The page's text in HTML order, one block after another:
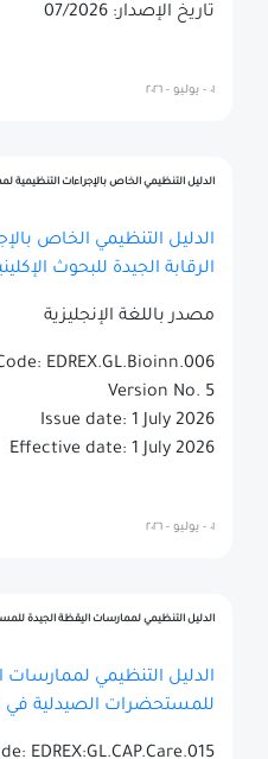
تاريخ الإصدار: 07/2026
٠١ - يوليو - ٢٠٢٦
الدليل التنظيمي الخاص بالإجراءات التنظيمية
الدليل التنظيمي الخاص
الرقابة الجيدة للبحوث
مصدر باللغة الإنجليزية
EDREX.GL.Bioinn.006
Version No. 5
Issue date: 1 July 2026
Effective date: 1 July 2026
٠١ - يوليو - ٢٠٢٦
الدليل التنظيمي لممارسات اليقظة الجيدة
الدليل التنظيمي لممارسات
للمستحضرات الصيدلية
EDREX:GL.CAP.Care.015